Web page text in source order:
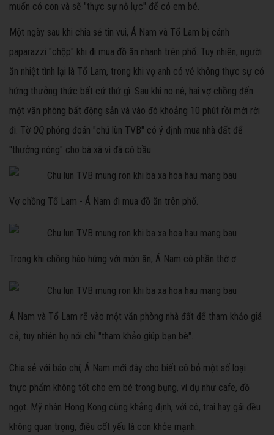
muốn có con và sẽ "thực sự nỗ lực" để có em bé.
Một ngày sau khi chia sẻ tin vui, Á Nam và Tổ Lam bị cánh
paparazzi "chộp" khi đi mua đồ ăn nhanh trên phố. Tuy nhiên, người
ăn nhiệt tình lại là Tổ Lam, trong khi vợ anh có vẻ không thực sự có
hứng thưởng thức bất cứ thứ gì. Sau khi no nê, hai vợ chồng đến
một văn phòng bất động sản và vào đó khoảng 10 phút rồi mới rời
đi. Tờ QQ phỏng đoán "chú lùn TVB" có ý định mua nhà đất để
"thưởng nóng" cho bà xã vì đã có bầu.
Vợ chồng Tổ Lam - Á Nam đi mua đồ ăn trên phố.
Trong khi chồng hào hứng với món ăn, Á Nam có phần thờ ơ.
Á Nam và Tổ Lam rẽ vào một văn phòng nhà đất để tham khảo giá
cả, tuy nhiên họ nói chỉ "tham khảo giúp bạn bè".
Chia sẻ với báo chí, Á Nam mới đây cho biết cô bỏ một số loại
thực phẩm không tốt cho em bé trong bụng, ví dụ như cafe, đồ
ngọt. Mỹ nhân Hong Kong cũng khẳng định, với cô, trai hay gái đều
không quan trọng, điều cốt yếu là con khỏe mạnh.